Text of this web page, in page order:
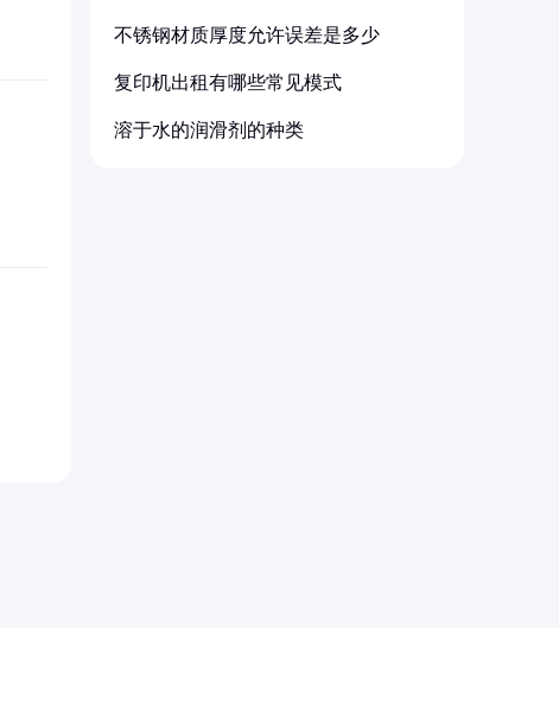
不锈钢材质厚度允许误差是多少
复印机出租有哪些常见模式
溶于水的润滑剂的种类